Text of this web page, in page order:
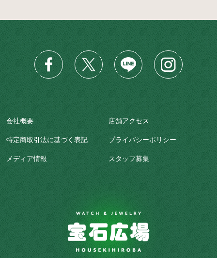
会社概要 店舗アクセス
特定商取引法に基づく表記 プライバシーポリシー
メディア情報 スタッフ募集